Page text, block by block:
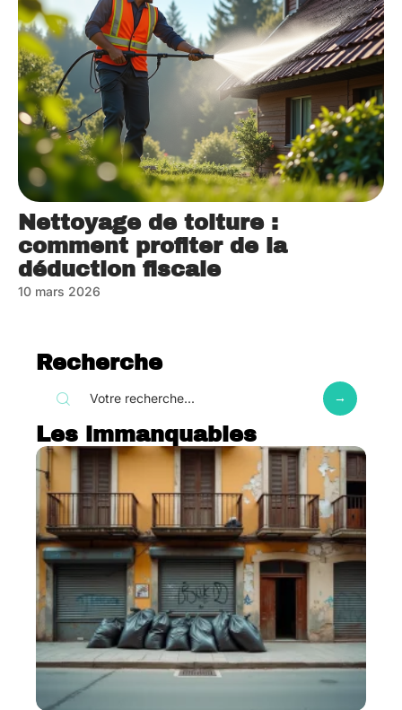
Nettoyage de toiture :
comment profiter de la
déduction fiscale
10 mars 2026
Recherche
Les immanquables